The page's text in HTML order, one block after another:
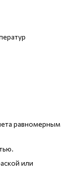
равномерным
или